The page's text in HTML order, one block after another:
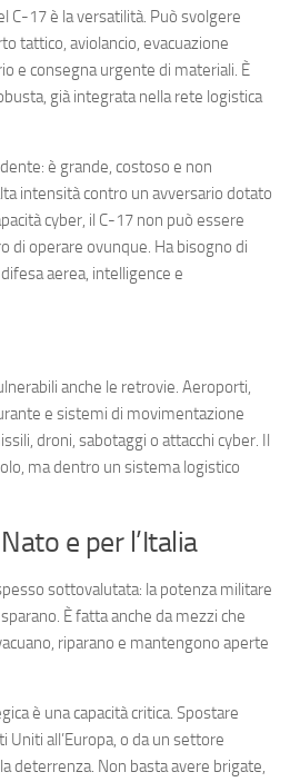
C-17 è la versatilità. Può svolgere
tattico, aviolancio, evacuazione
e consegna urgente di materiali. È
già integrata nella rete logistica
è grande, costoso e non
intensità contro un avversario dotato
cyber, il C-17 non può essere
di operare ovunque. Ha bisogno di
aerea, intelligence e
anche le retrovie. Aeroporti,
e sistemi di movimentazione
droni, sabotaggi o attacchi cyber. Il
ma dentro un sistema logistico
e per l’Italia
sottovalutata: la potenza militare
È fatta anche da mezzi che
riparano e mantengono aperte
è una capacità critica. Spostare
all’Europa, o da un settore
deterrenza. Non basta avere brigate,